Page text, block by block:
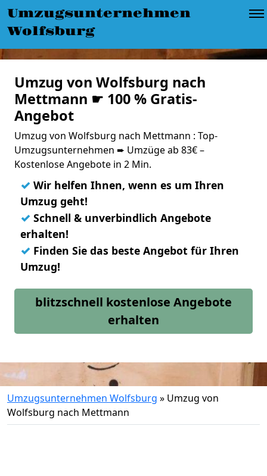
Umzugsunternehmen
Wolfsburg
Umzug von Wolfsburg nach
Mettmann ☛ 100 % Gratis-
Angebot
Umzug von Wolfsburg nach Mettmann : Top-
Umzugsunternehmen ➨ Umzüge ab 83€ –
Kostenlose Angebote in 2 Min.
✓ Wir helfen Ihnen, wenn es um Ihren
Umzug geht!
✓ Schnell & unverbindlich Angebote
erhalten!
✓ Finden Sie das beste Angebot für Ihren
Umzug!
blitzschnell kostenlose Angebote
erhalten
Umzugsunternehmen Wolfsburg » Umzug von
Wolfsburg nach Mettmann